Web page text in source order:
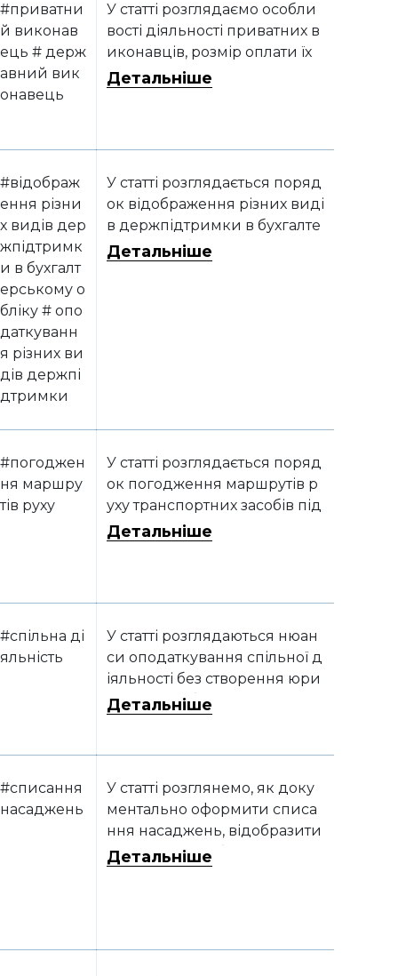
#приватни
й виконав
ець # держ
авний вик
онавець
У статті розглядаємо особли
вості діяльності приватних в
иконавців, розмір оплати їх
послуг та аналізуємо, в яких
Детальніше
#відображ
ення різни
х видів дер
жпідтримк
и в бухгалт
ерському о
бліку # опо
даткуванн
я різних ви
дів держпі
дтримки
У статті розглядається поряд
ок відображення різних виді
в держпідтримки в бухгалте
рському обліку та їхній впли
Детальніше
#погоджен
ня маршру
тів руху
У статті розглядається поряд
ок погодження маршрутів р
уху транспортних засобів під
час дорожнього перевезенн
Детальніше
#спільна ді
яльність
У статті розглядаються нюан
си оподаткування спільної д
іяльності без створення юри
дичної особи
Детальніше
#списання
насаджень
У статті розглянемо, як доку
ментально оформити списа
ння насаджень, відобразити
такі операції в бухгалтерсько
Детальніше